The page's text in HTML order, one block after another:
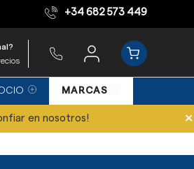
expertos +34 682 573 449
MARCAS
en nosotros! ×